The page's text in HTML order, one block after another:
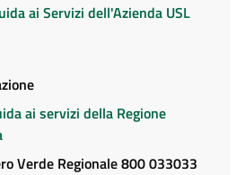
ai Servizi dell'Azienda USL
ai servizi della Regione
Verde Regionale 800 033033